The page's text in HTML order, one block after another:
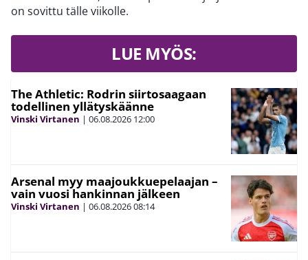
on sovittu tälle viikolle.
LUE MYÖS:
The Athletic: Rodrin siirtosaagaan
todellinen yllätyskäänne
Vinski Virtanen | 06.08.2026 12:00
Arsenal myy maajoukkuepelaajan –
vain vuosi hankinnan jälkeen
Vinski Virtanen | 06.08.202608:14